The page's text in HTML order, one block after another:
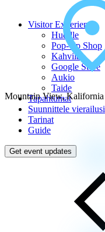
Visitor Experience
Huddle
Pop-Up Shop
Kahvila
Google Store
Aukio
Taide
Tapahtumat
Suunnittele vierailusi
Tarinat
Guide
Get event updates
Mountain View, Kalifornia